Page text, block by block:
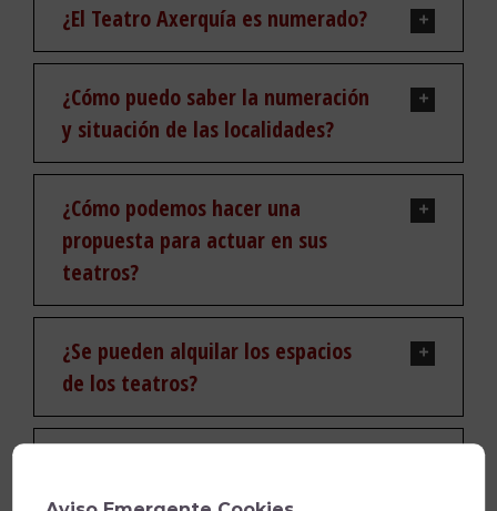
¿El Teatro Axerquía es numerado?
¿Cómo puedo saber la numeración
y situación de las localidades?
¿Cómo podemos hacer una
propuesta para actuar en sus
teatros?
¿Se pueden alquilar los espacios
de los teatros?
IMAE para otras consultas?